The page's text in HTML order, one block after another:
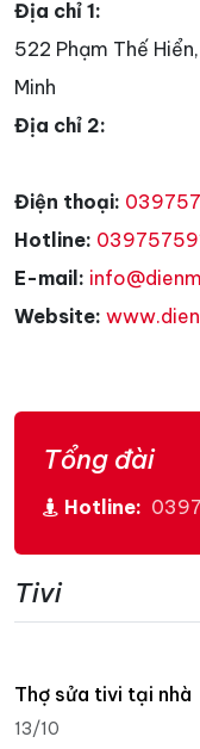
Địa chỉ 1:
522 Phạm Thế
Minh
Địa chỉ 2:
Điện thoại:
Hotline:
E-mail:
Website:
Tổng đài
Hotline:
Tivi
Thợ sửa tivi tại nhà
13/10